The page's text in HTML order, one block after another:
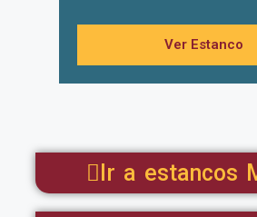
Ver Estanco
Ir a estancos